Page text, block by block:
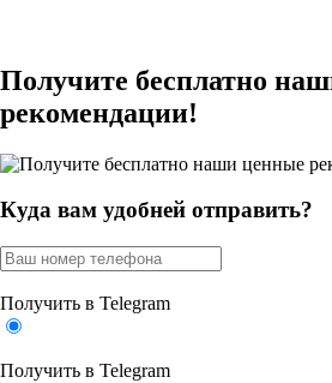
Получите бесплатно
рекомендации!
Куда вам удобней отправить?
Получить в Telegram
Получить в Telegram